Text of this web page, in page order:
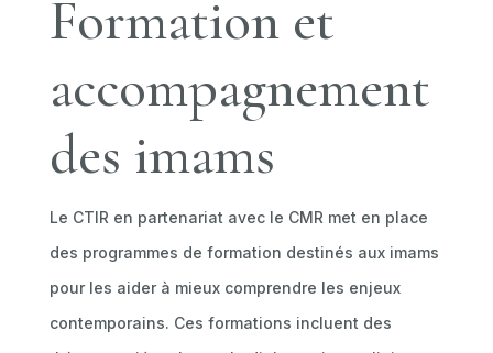
Formation et
accompagnement
des imams
Le CTIR en partenariat avec le CMR met en place
des programmes de formation destinés aux imams
pour les aider à mieux comprendre les enjeux
contemporains. Ces formations incluent des